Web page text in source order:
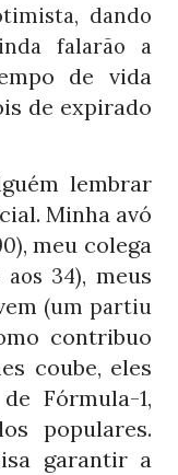
dando
falarão a
de vida
de expirado
lembrar
Minha avó
, meu colega
34), meus
(um partiu
contribuo
coube, eles
Fórmula-1,
populares.
garantir a